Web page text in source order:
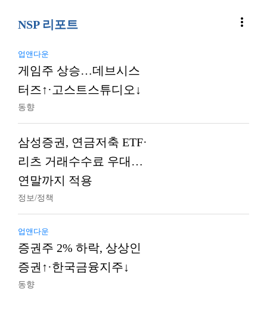
NSP 리포트 more_vert
업앤다운
게임주 상승…데브시스
터즈↑·고스트스튜디오↓
동향
삼성증권, 연금저축 ETF·
리츠 거래수수료 우대…
연말까지 적용
정보/정책
업앤다운
증권주 2% 하락, 상상인
증권↑·한국금융지주↓
동향